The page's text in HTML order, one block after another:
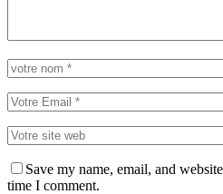
Save my name, email, and
time I comment.